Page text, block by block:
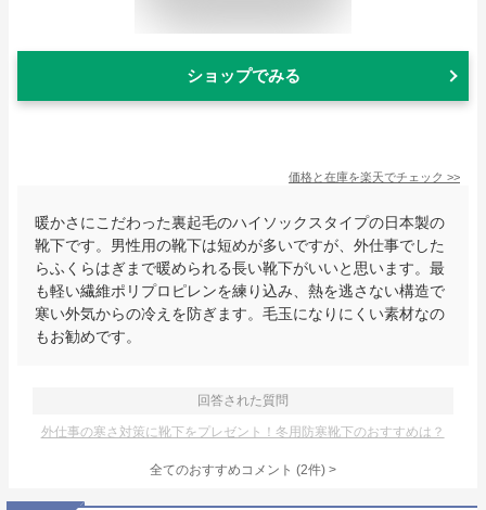
ショップでみる
価格と在庫を楽天でチェック >>
暖かさにこだわった裏起毛のハイソックスタイプの日本製の
靴下です。男性用の靴下は短めが多いですが、外仕事でした
らふくらはぎまで暖められる長い靴下がいいと思います。最
も軽い繊維ポリプロピレンを練り込み、熱を逃さない構造で
寒い外気からの冷えを防ぎます。毛玉になりにくい素材なの
もお勧めです。
回答された質問
外仕事の寒さ対策に靴下をプレゼント！冬用防寒靴下のおすすめは？
全てのおすすめコメント (2件) >